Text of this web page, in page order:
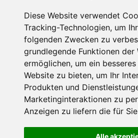
Diese Website verwendet
Tracking-Technologien, um
folgenden Zwecken zu
grundlegende Funktionen der
ermöglichen, um ein
Website zu bieten, um Ihr
Produkten und
Marketinginteraktionen zu
Anzeigen zu liefern die für
Alle